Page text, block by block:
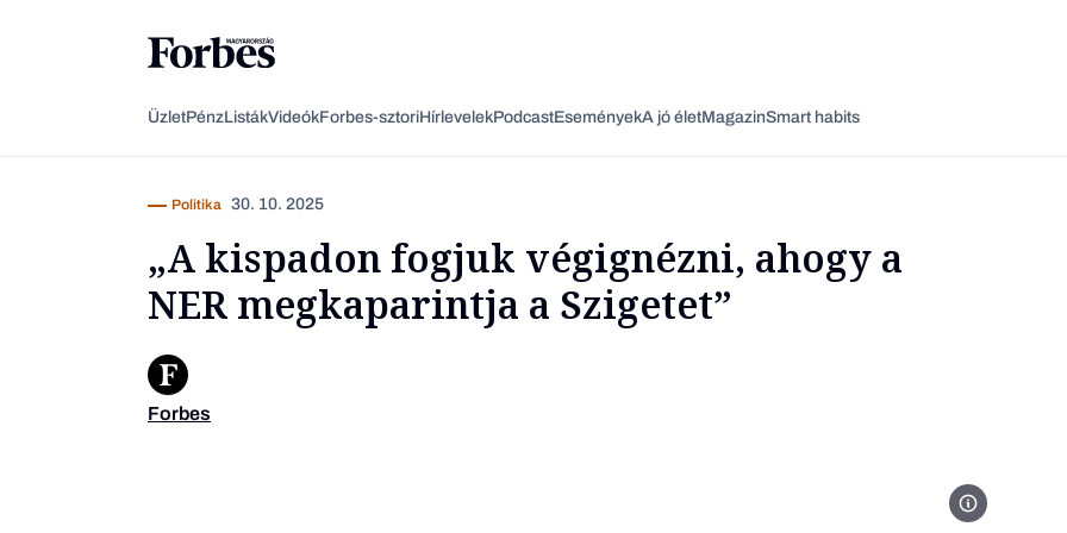
ÜzletPénzListákVideókForbes-sztoriHírlevelekPodcastEseményekA jó életMagazinSmart habits
MTI/Máthé
Politika 30. 10. 2025
„A kispadon fogjuk végignézni, ahogy a
NER megkaparintja a Szigetet”
Forbes